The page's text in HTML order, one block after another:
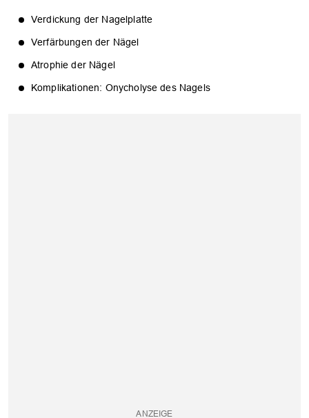
Verdickung der Nagelplatte
Verfärbungen der Nägel
Atrophie der Nägel
Komplikationen: Onycholyse des Nagels